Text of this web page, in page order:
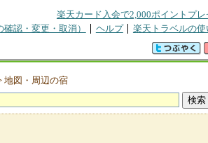
楽天カード入会で2,000ポイントプレ
認・変更・取消） ヘルプ 楽天トラベルの使
地図・周辺の宿